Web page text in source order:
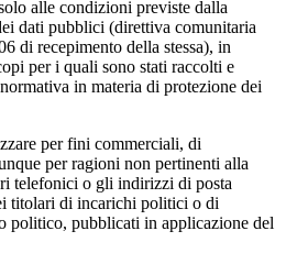
alle condizioni previste dalla
dati pubblici (direttiva comunitaria
di recepimento della stessa), in
per i quali sono stati raccolti e
in materia di protezione dei
per fini commerciali, di
per ragioni non pertinenti alla
telefonici o gli indirizzi di posta
titolari di incarichi politici o di
politico, pubblicati in applicazione del